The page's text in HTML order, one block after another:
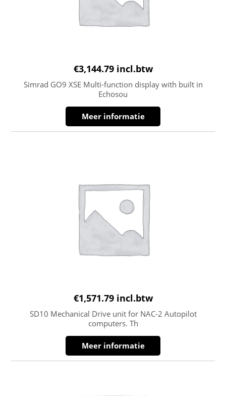
€3,144.79 incl.btw
Simrad GO9 XSE Multi-function display with built in
Echosou
Meer informatie
€1,571.79 incl.btw
SD10 Mechanical Drive unit for NAC-2 Autopilot
computers. Th
Meer informatie